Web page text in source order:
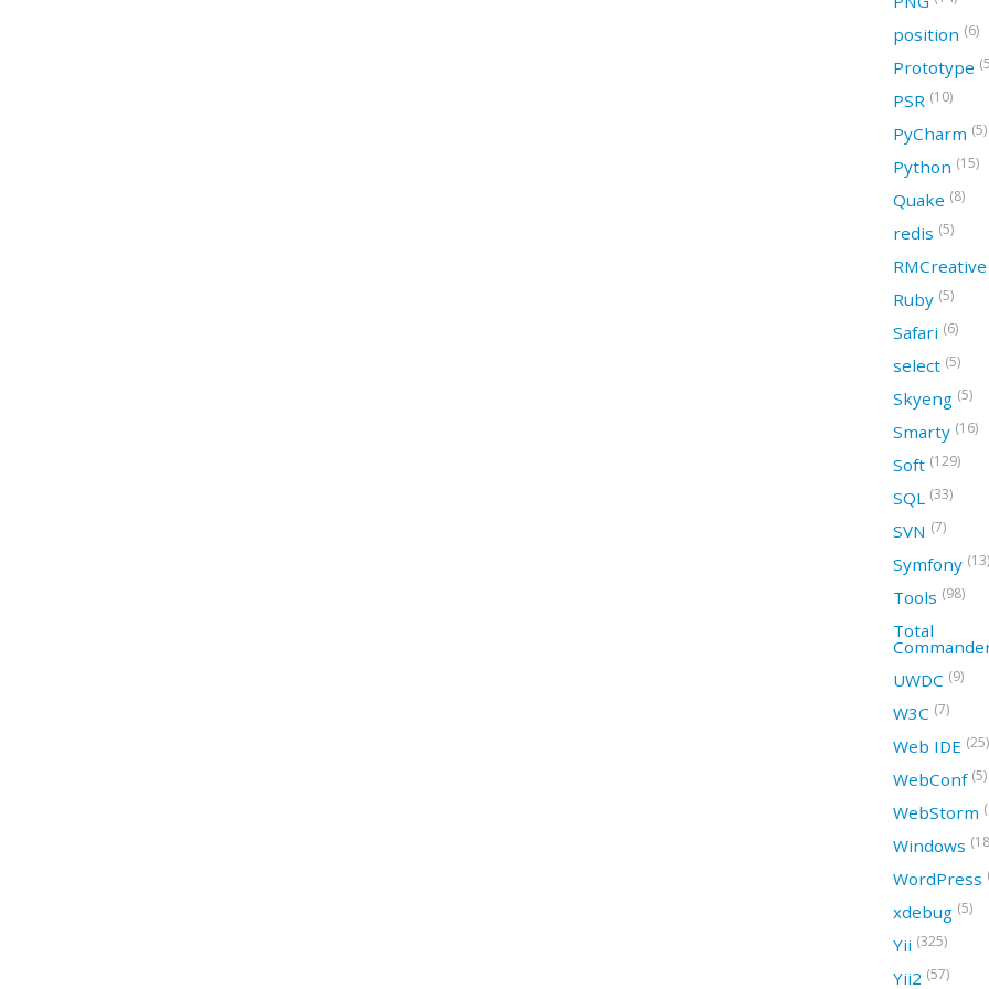
position (6)
Prototype
PSR (10)
PyCharm (5)
Python (15)
Quake (8)
redis (5)
RMCreative
Ruby (5)
Safari (6)
select (5)
Skyeng (5)
Smarty (16)
Soft (129)
SQL (33)
SVN (7)
Symfony (13)
Tools (98)
Total
UWDC (9)
W3C (7)
Web IDE (25)
WebConf (5)
WebStorm
Windows
WordPress
xdebug (5)
Yii (325)
Yii2 (57)